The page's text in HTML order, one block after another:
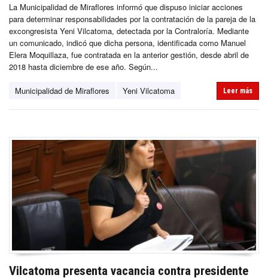
La Municipalidad de Miraflores informó que dispuso iniciar acciones
para determinar responsabilidades por la contratación de la pareja de la
excongresista Yeni Vilcatoma, detectada por la Contraloría. Mediante
un comunicado, indicó que dicha persona, identificada como Manuel
Elera Moquillaza, fue contratada en la anterior gestión, desde abril de
2018 hasta diciembre de ese año. Según...
Municipalidad de Miraflores Yeni Vilcatoma Leer más
Vilcatoma presenta vacancia contra presidente